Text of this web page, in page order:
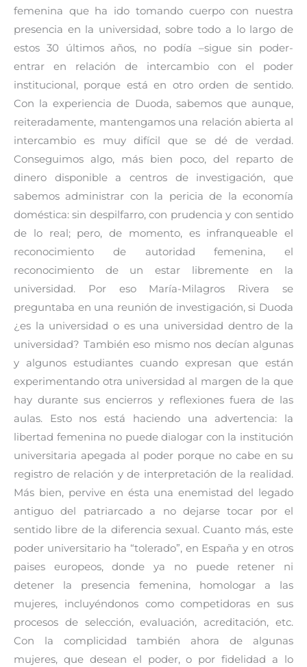
femenina que ha ido tomando cuerpo con nuestra
presencia en la universidad, sobre todo a lo largo de
estos 30 últimos años, no podía –sigue sin poder-
entrar en relación de intercambio con el poder
institucional, porque está en otro orden de sentido.
Con la experiencia de Duoda, sabemos que aunque,
reiteradamente, mantengamos una relación abierta al
intercambio es muy difícil que se dé de verdad.
Conseguimos algo, más bien poco, del reparto de
dinero disponible a centros de investigación, que
sabemos administrar con la pericia de la economía
doméstica: sin despilfarro, con prudencia y con sentido
de lo real; pero, de momento, es infranqueable el
reconocimiento de autoridad femenina, el
reconocimiento de un estar libremente en la
universidad. Por eso María-Milagros Rivera se
preguntaba en una reunión de investigación, si Duoda
¿es la universidad o es una universidad dentro de la
universidad? También eso mismo nos decían algunas
y algunos estudiantes cuando expresan que están
experimentando otra universidad al margen de la que
hay durante sus encierros y reflexiones fuera de las
aulas. Esto nos está haciendo una advertencia: la
libertad femenina no puede dialogar con la institución
universitaria apegada al poder porque no cabe en su
registro de relación y de interpretación de la realidad.
Más bien, pervive en ésta una enemistad del legado
antiguo del patriarcado a no dejarse tocar por el
sentido libre de la diferencia sexual. Cuanto más, este
poder universitario ha “tolerado”, en España y en otros
paises europeos, donde ya no puede retener ni
detener la presencia femenina, homologar a las
mujeres, incluyéndonos como competidoras en sus
procesos de selección, evaluación, acreditación, etc.
Con la complicidad también ahora de algunas
mujeres, que desean el poder, o por fidelidad a lo